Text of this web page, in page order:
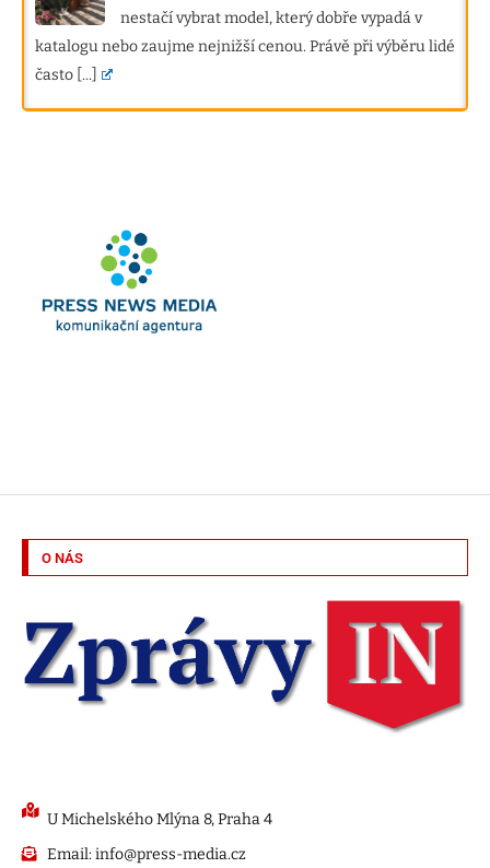
nestačí vybrat model, který dobře vypadá v
katalogu nebo zaujme nejnižší cenou. Právě při výběru lidé
často [...]
O NÁS
U Michelského Mlýna 8, Praha 4
Email: info@press-media.cz